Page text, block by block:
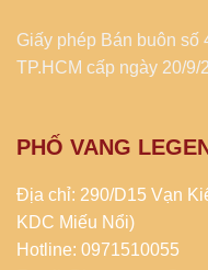
Giấy phép Bán buôn
TP.HCM cấp ngày 20/9/
PHỐ VANG
Địa chỉ: 290/D15 Vạn
KDC Miếu Nổi)
Hotline: 0971510055